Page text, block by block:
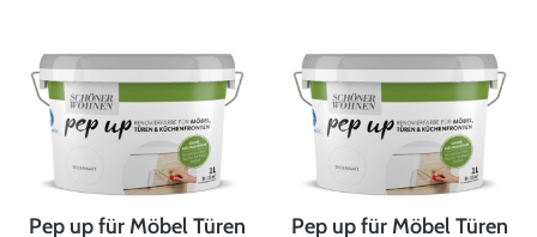
Innenbereich. Pep up ist
wasserbasiert und leicht zu
verarbeiten. Nicht für Arbeitsplatten
geeignet. Farbe: schwarz seidenmatt
Inhalt: 1 l
Innenbereich. Pep up ist
wasserbasiert und leicht zu
verarbeiten. Nicht für Arbeitsplatten
geeignet. Farbe: rubinrot seidenmatt
Inhalt: 1 l
Pep up für Möbel Türen Pep up für Möbel Türen